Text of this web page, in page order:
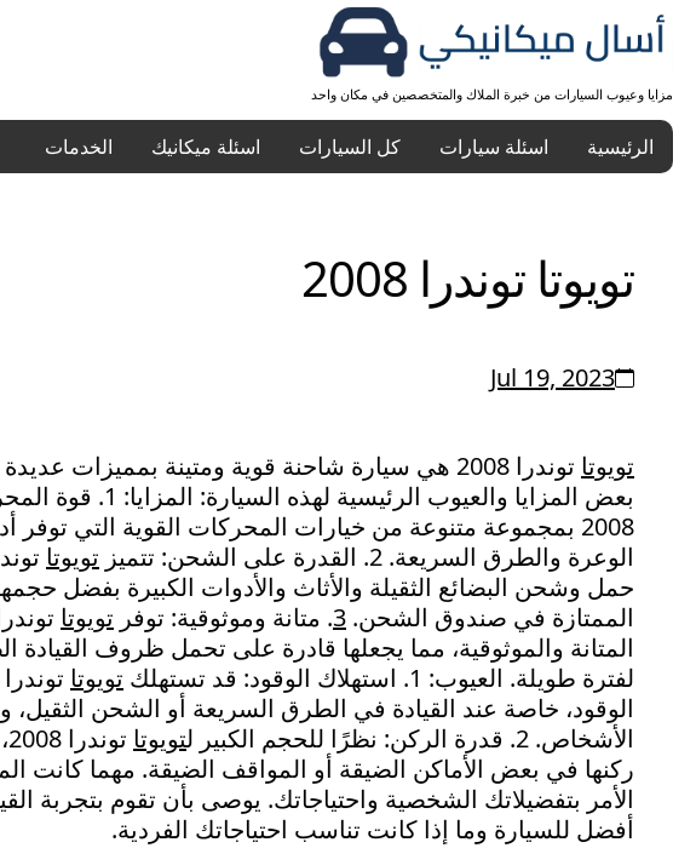
مزايا وعيوب السيارات من خبرة الملاك والمتخصصين في مكان واحد
الرئيسية اسئلة سيارات كل السيارات اسئلة ميكانيك الخدمات
تويوتا توندرا 2008
Jul 19, 2023
تويوتا
توندرا 2008 هي سيارة شاحنة قوية ومتينة بمميزات
بعض المزايا والعيوب الرئيسية لهذه السيارة: المزايا: 1. قوة المحرك: يأتي
2008 بمجموعة متنوعة من خيارات المحركات القوية التي توفر
الوعرة والطرق السريعة. 2. القدرة على الشحن: تتميز
تويوتا
حمل وشحن البضائع الثقيلة والأثاث والأدوات الكبيرة بفضل
الممتازة في صندوق الشحن. 3. متانة وموثوقية: توفر تويوتا
المتانة والموثوقية، مما يجعلها قادرة على تحمل ظروف القيادة
لفترة طويلة. العيوب: 1. استهلاك الوقود: قد تستهلك
تويوتا
الوقود، خاصة عند القيادة في الطرق السريعة أو الشحن الثقيل،
الأشخاص. 2. قدرة الركن: نظرًا للحجم الكبير ل
تويوتا
ركنها في بعض الأماكن الضيقة أو المواقف الضيقة. مهما كانت
الأمر بتفضيلاتك الشخصية واحتياجاتك. يوصى بأن تقوم بتجربة
أفضل للسيارة وما إذا كانت تناسب احتياجاتك الفردية.